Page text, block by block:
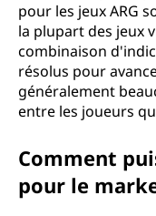
pour les jeux ARG
la plupart des jeux
combinaison
résolus pour
généralement
entre les joueurs
Comment
pour le